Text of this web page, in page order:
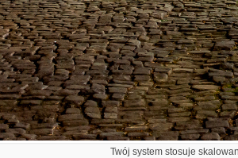
Twój system stosuje